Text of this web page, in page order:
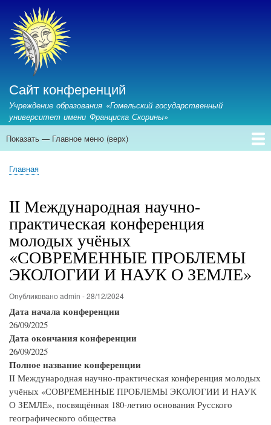
Сайт конференций
Учреждение образования «Гомельский государственный
университет имени Франциска Скорины»
Главное
(верх)
Показать — Главное меню (верх)
Главная
Предстоящие конференции
Архив конференций
Контакты
Строка
Главная
II Международная научно-
практическая конференция
молодых учёных
«СОВРЕМЕННЫЕ ПРОБЛЕМЫ
ЭКОЛОГИИ И НАУК О ЗЕМЛЕ»
Опубликовано admin -28/12/2024
Дата начала конференции
26/09/2025
Дата окончания конференции
26/09/2025
Полное название конференции
II Международная научно-практическая конференция молодых
учёных «СОВРЕМЕННЫЕ ПРОБЛЕМЫ ЭКОЛОГИИ И НАУК
О ЗЕМЛЕ», посвящённая 180-летию основания Русского
географического общества